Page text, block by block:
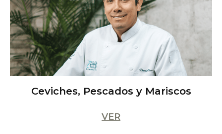
Ceviches, Pescados y Mariscos
VER